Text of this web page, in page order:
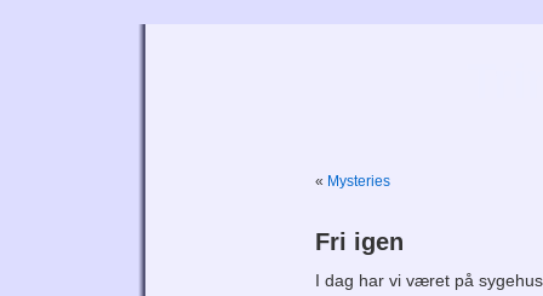
« Mysteries
Fri igen
I dag har vi været på